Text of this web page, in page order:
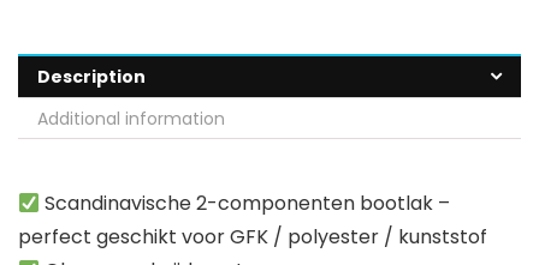
Description
Additional information
Scandinavische 2-componenten bootlak –
perfect geschikt voor GFK / polyester / kunststof